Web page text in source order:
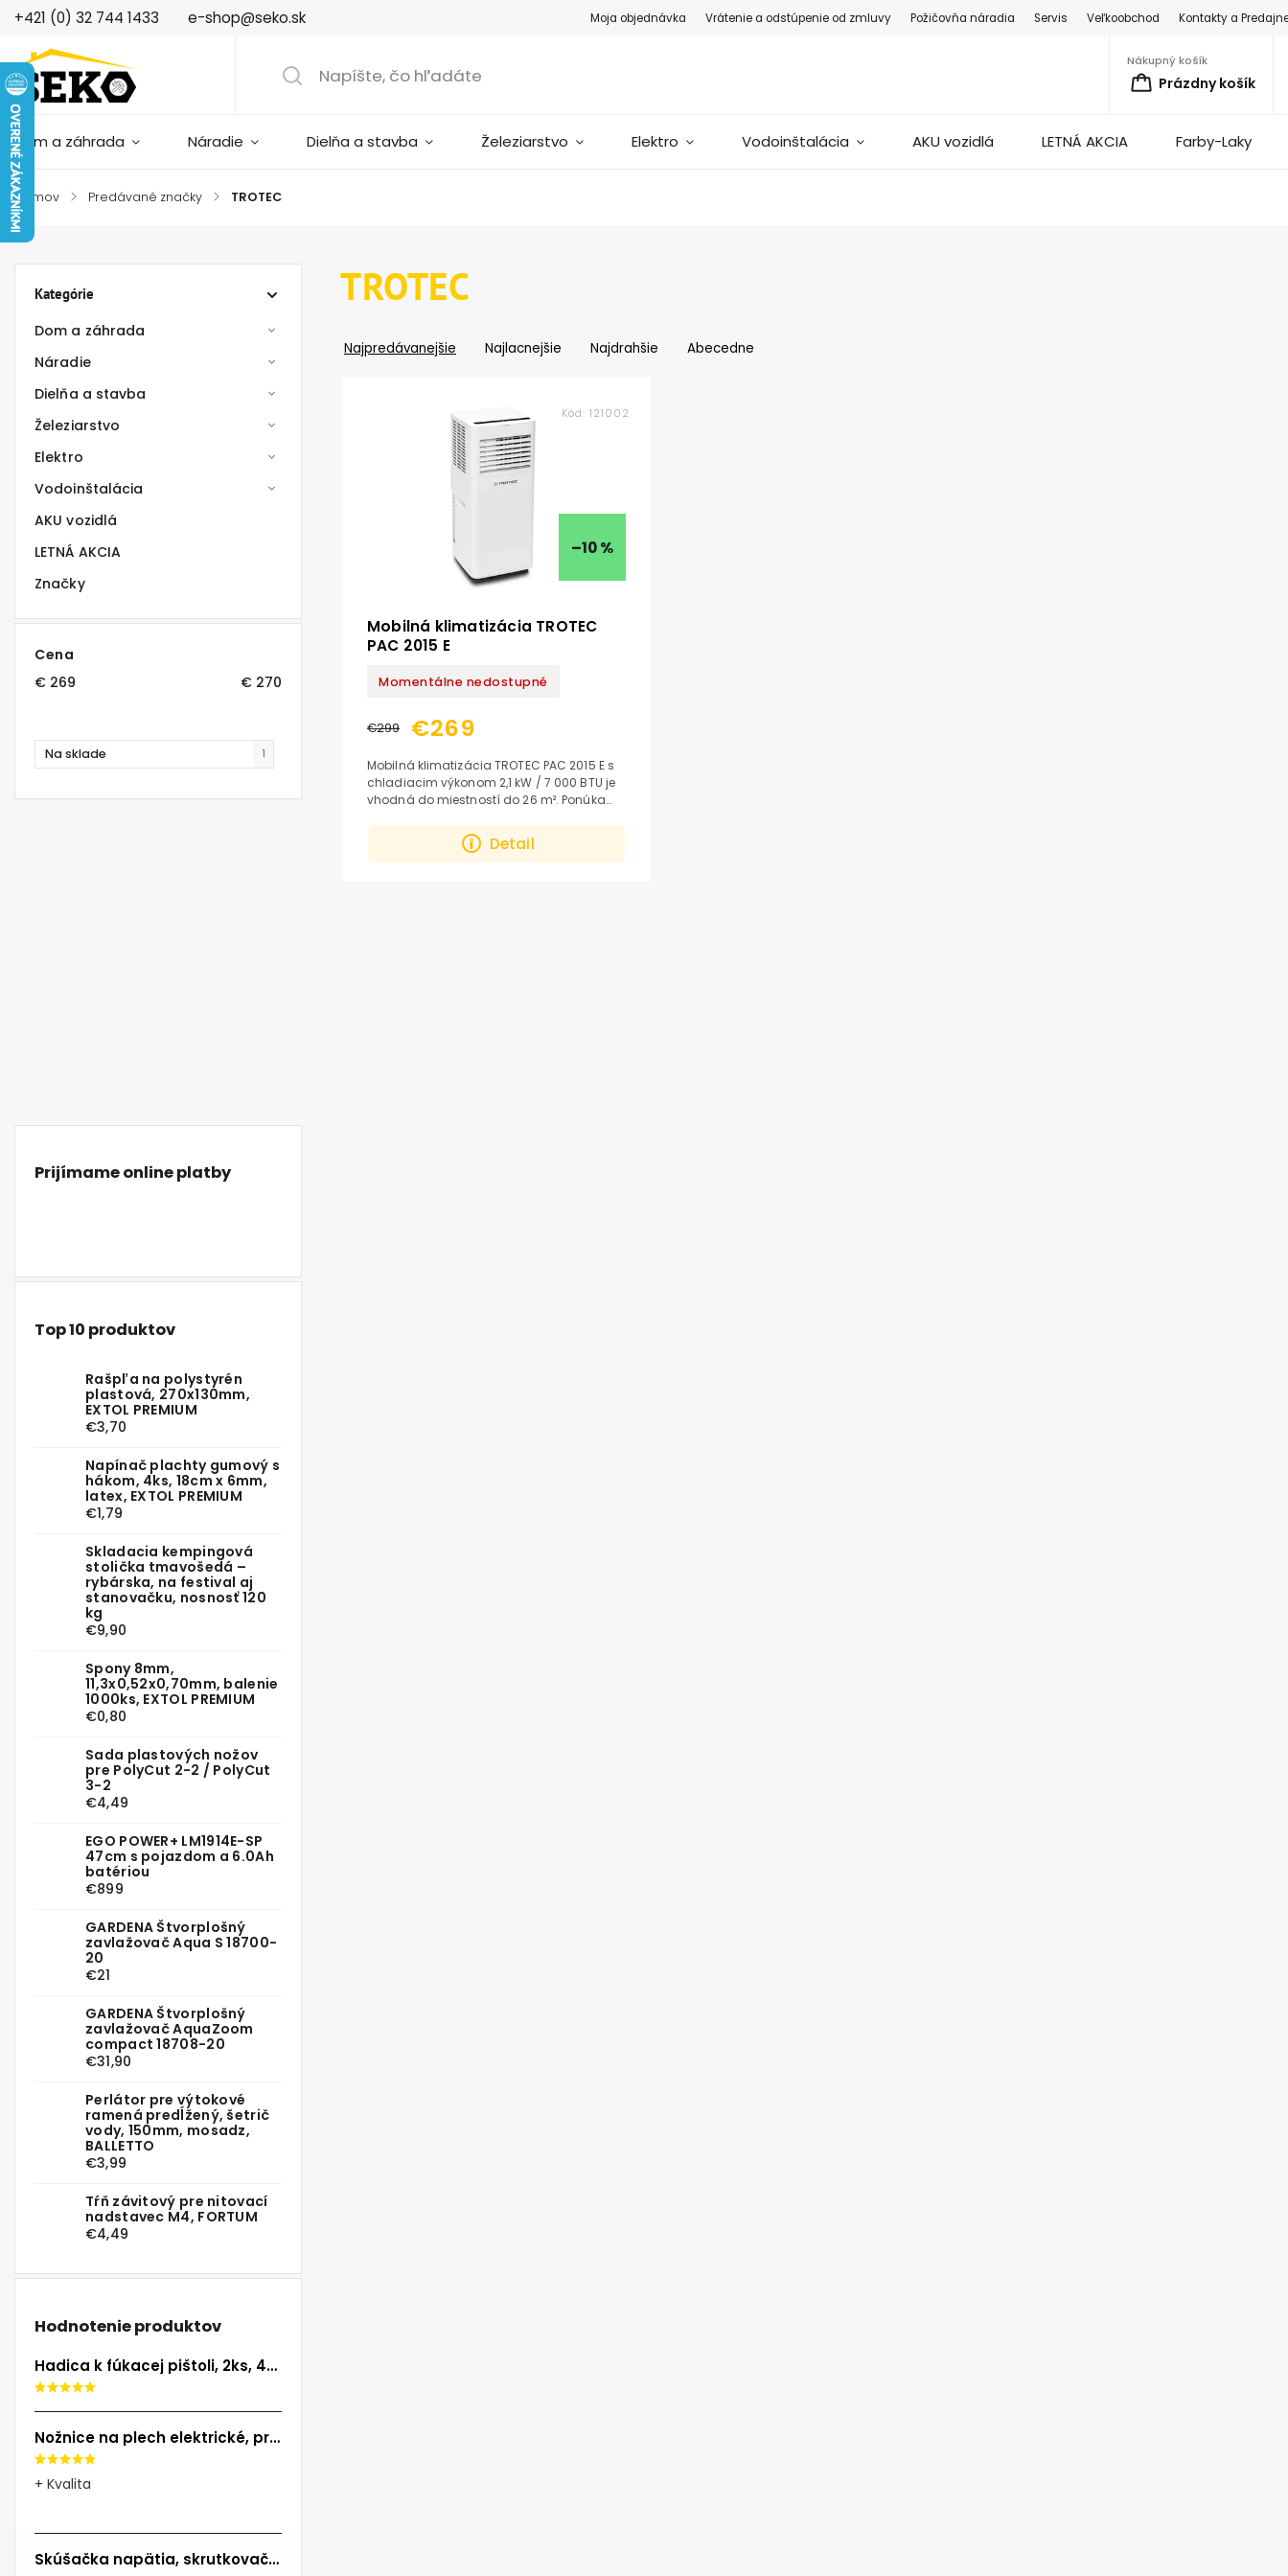
+421 (0) 32 744 1433 e-shop@seko.sk Moja objednávka Vrátenie a odstúpenie od zmluvy Požičovňa náradia Servis Veľkoobchod Kontakty a
Nákupný košík
Prázdny košík
Dom a záhrada Náradie Dielňa a stavba Železiarstvo Elektro Vodoinštalácia AKU vozidlá LETNÁ AKCIA Farby-Laky
Domov / Predávané značky / TROTEC
Kategórie
Dom a záhrada
Náradie
Dielňa a stavba
Železiarstvo
Elektro
Vodoinštalácia
AKU vozidlá
LETNÁ AKCIA
Značky
Cena
€ 269 € 270
Na sklade 1
Prijímame online platby
Top 10 produktov
Rašpľa na polystyrén
plastová, 270x130mm,
EXTOL PREMIUM
€3,70
Napínač plachty gumový s
hákom, 4ks, 18cm x 6mm,
latex, EXTOL PREMIUM
€1,79
Skladacia kempingová
stolička tmavošedá –
rybárska, na festival aj
stanovačku, nosnosť 120
kg
€9,90
Spony 8mm,
11,3x0,52x0,70mm, balenie
1000ks, EXTOL PREMIUM
€0,80
Sada plastových nožov
pre PolyCut 2-2 / PolyCut
3-2
€4,49
EGO POWER+ LM1914E-SP
47cm s pojazdom a 6.0Ah
batériou
€899
GARDENA Štvorplošný
zavlažovač Aqua S 18700-
20
€21
GARDENA Štvorplošný
zavlažovač AquaZoom
compact 18708-20
€31,90
Perlátor pre výtokové
ramená predĺžený, šetrič
vody, 150mm, mosadz,
BALLETTO
€3,99
Tŕň závitový pre nitovací
nadstavec M4, FORTUM
€4,49
Hodnotenie produktov
Hadica k fúkacej pištoli, 2ks, 40cm, EXTOL PREMIUM
Nožnice na plech elektrické, príkon 500W, EXTOL INDUSTRIAL
+ Kvalita
Skúšačka napätia, skrutkovač, 100-250V, skrutkovač (-)3x140mm, EXTOL CRAFT
TROTEC
Najpredávanejšie Najlacnejšie Najdrahšie Abecedne
–10 %
Mobilná klimatizácia TROTEC
PAC 2015 E
Momentálne nedostupné
€299 €269
Detail
Mobilná klimatizácia TROTEC PAC 2015 E s
chladiacim výkonom 2,1 kW / 7 000 BTU je
vhodná do miestností do 26 m². Ponúka
Kód:121002